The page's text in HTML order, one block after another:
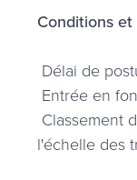
Conditions
Délai de
Entrée en
Classement
l'échelle des